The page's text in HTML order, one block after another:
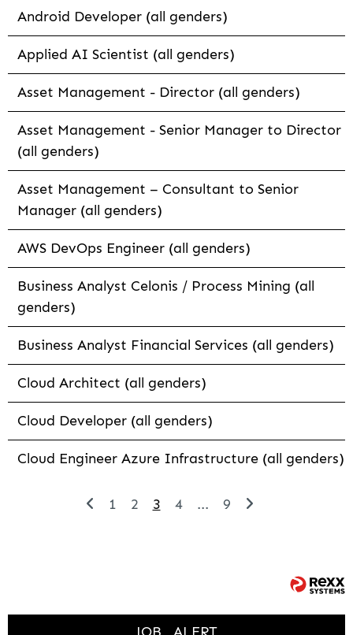
Android Developer (all genders)
Applied AI Scientist (all genders)
Asset Management - Director (all genders)
Asset Management - Senior Manager to Director
(all genders)
Asset Management – Consultant to Senior
Manager (all genders)
AWS DevOps Engineer (all genders)
Business Analyst Celonis / Process Mining (all
genders)
Business Analyst Financial Services (all genders)
Cloud Architect (all genders)
Cloud Developer (all genders)
Cloud Engineer Azure Infrastructure (all genders)
1 2 3 4 ... 9